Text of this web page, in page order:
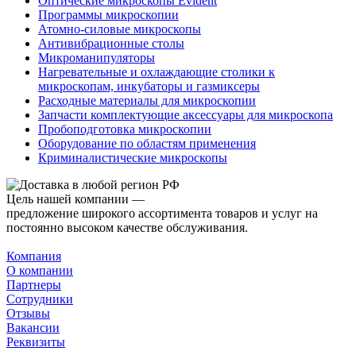
Программы микроскопии
Атомно-силовые микроскопы
Антивибрационные столы
Микроманипуляторы
Нагревательные и охлаждающие столики к
микроскопам, инкубаторы и газмиксеры
Расходные материалы для микроскопии
Запчасти комплектующие аксессуары для микроскопа
Пробоподготовка микроскопии
Оборудование по областям применения
Криминалистические микроскопы
Цель нашей компании —
предложение широкого ассортимента товаров и услуг на
постоянно высоком качестве обслуживания.
Компания
О компании
Партнеры
Сотрудники
Отзывы
Вакансии
Реквизиты